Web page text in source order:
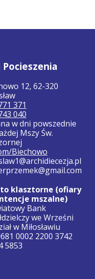
12, 62-320
371
040
w dni powszednie
Mszy Św.
Biechowo
klasztorne (ofiary
mszalne)
Bank
we Wrześni
w Miłosławiu
0002 2200 3742
5853